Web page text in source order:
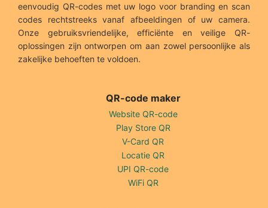
eenvoudig QR-codes met uw logo voor branding en scan
codes rechtstreeks vanaf afbeeldingen of uw camera.
Onze gebruiksvriendelijke, efficiënte en veilige QR-
oplossingen zijn ontworpen om aan zowel persoonlijke als
zakelijke behoeften te voldoen.
QR-code maker
Website QR-code
Play Store QR
V-Card QR
Locatie QR
UPI QR-code
WiFi QR